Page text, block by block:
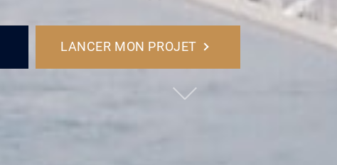
LANCER MON PROJET